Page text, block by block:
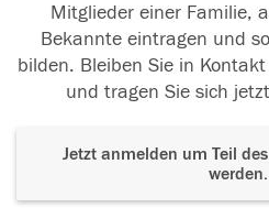
Mitglieder einer Familie,
Bekannte eintragen und
bilden. Bleiben Sie in
und tragen Sie sich
Jetzt anmelden um Teil
werden.